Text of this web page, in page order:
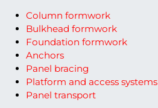
Column formwork
Bulkhead formwork
Foundation formwork
Anchors
Panel bracing
Platform and access systems
Panel transport